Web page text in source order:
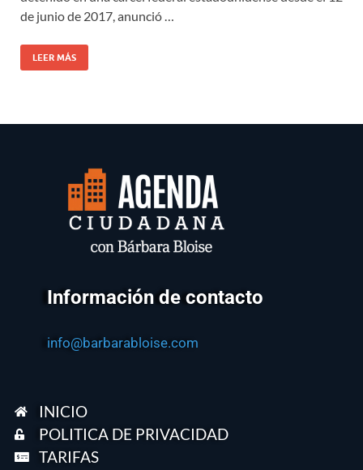
de junio de 2017, anunció …
LEER MÁS
Información de contacto
info@barbarabloise.com
INICIO
POLITICA DE PRIVACIDAD
TARIFAS